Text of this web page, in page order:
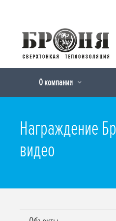
О компании
Награждение
видео